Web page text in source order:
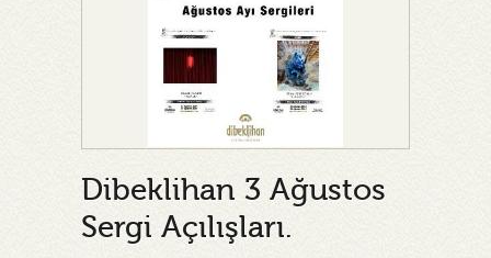
Dibeklihan 3 Ağustos
Sergi Açılışları.